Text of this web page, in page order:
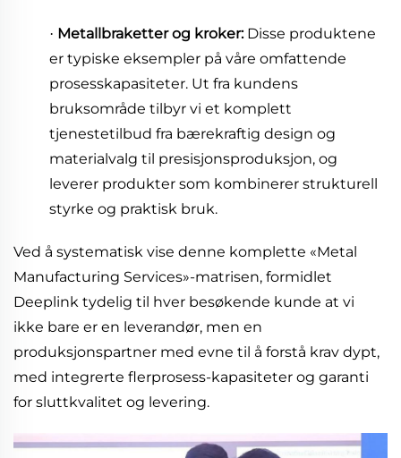
· Metallbraketter og kroker: Disse produktene
er typiske eksempler på våre omfattende
prosesskapasiteter. Ut fra kundens
bruksområde tilbyr vi et komplett
tjenestetilbud fra bærekraftig design og
materialvalg til presisjonsproduksjon, og
leverer produkter som kombinerer strukturell
styrke og praktisk bruk.
Ved å systematisk vise denne komplette «Metal
Manufacturing Services»-matrisen, formidlet
Deeplink tydelig til hver besøkende kunde at vi
ikke bare er en leverandør, men en
produksjonspartner med evne til å forstå krav dypt,
med integrerte flerprosess-kapasiteter og garanti
for sluttkvalitet og levering.